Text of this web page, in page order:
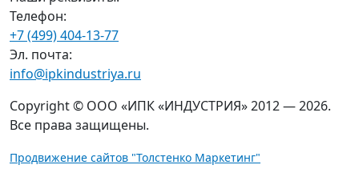
Телефон:
+7 (499) 404-13-77
Эл. почта:
info@ipkindustriya.ru
Copyright © ООО «ИПК «ИНДУСТРИЯ» 2012 — 2026.
Все права защищены.
Продвижение сайтов "Толстенко Маркетинг"